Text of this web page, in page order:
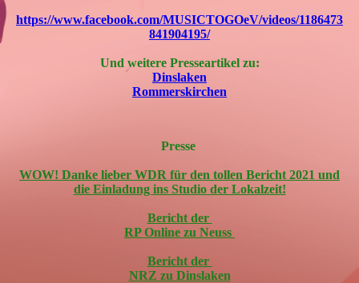
https://www.facebook.com/MUSICTOGOeV/videos/1186473
841904195/
Und weitere Presseartikel zu:
Dinslaken
Rommerskirchen
Presse
WOW! Danke lieber WDR für den tollen Bericht 2021 und
die Einladung ins Studio der Lokalzeit!
Bericht der
RP Online zu Neuss
Bericht der
NRZ zu Dinslaken